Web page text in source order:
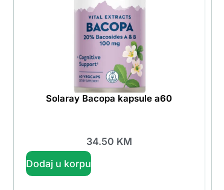
Solaray Bacopa kapsule a60
34.50 KM
Dodaj u korpu